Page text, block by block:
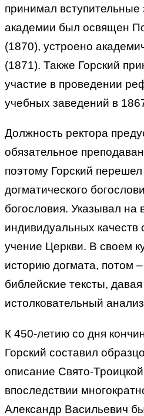
принимал
академии был освящен
(1870), устроено
(1871). Также Горский
участие в проведении
учебных заведений в
Должность ректора
обязательное
поэтому Горский
догматического
богословия. Указывал на
индивидуальных качеств
учение Церкви. В своем
историю догмата, потом
библейские тексты,
истолковательный
К 450-летию со дня
Горский составил
описание Свято-
впоследствии
Александр Васильевич